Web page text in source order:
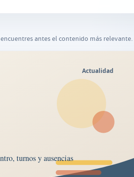
antes el contenido más relevante.